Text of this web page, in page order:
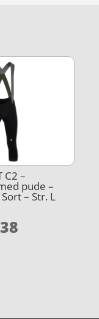
C2 –
pude –
– Str. L